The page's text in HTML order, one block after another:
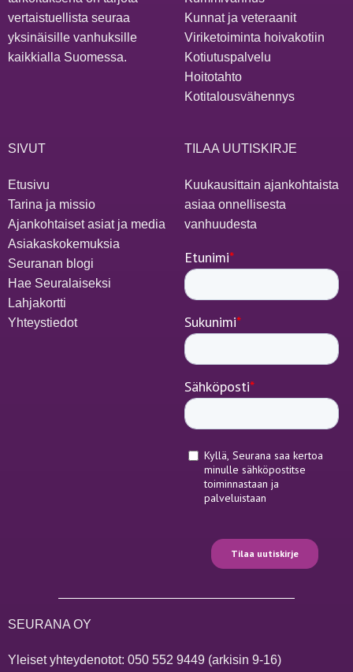
vertaistuellista seuraa
yksinäisille vanhuksille
kaikkialla Suomessa.
Kunnat ja veteraanit
Viriketoiminta hoivakotiin
Kotiutuspalvelu
Hoitotahto
Kotitalousvähennys
SIVUT
Etusivu
Tarina ja missio
Ajankohtaiset asiat ja media
Asiakaskokemuksia
Seuranan blogi
Hae Seuralaiseksi
Lahjakortti
Yhteystiedot
TILAA UUTISKIRJE
Kuukausittain ajankohtaista
asiaa onnellisesta
vanhuudesta
SEURANA OY
Yleiset yhteydenotot: 050 552 9449(arkisin 9-16)